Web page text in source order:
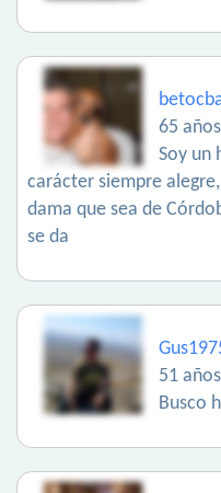
65
Soy un
carácter siempre
dama que sea de
se da
51
Busco